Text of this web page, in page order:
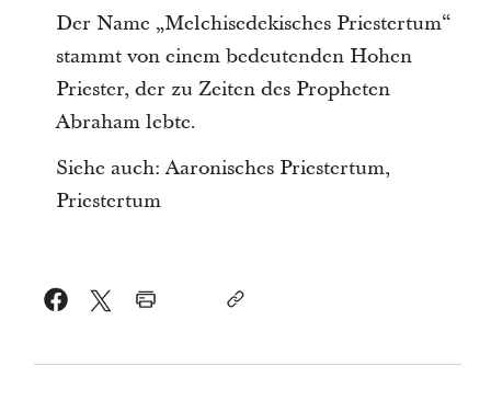
Der Name „Melchisedekisches Priestertum“
stammt von einem bedeutenden Hohen
Priester, der zu Zeiten des Propheten
Abraham lebte.
Siehe auch: Aaronisches Priestertum,
Priestertum